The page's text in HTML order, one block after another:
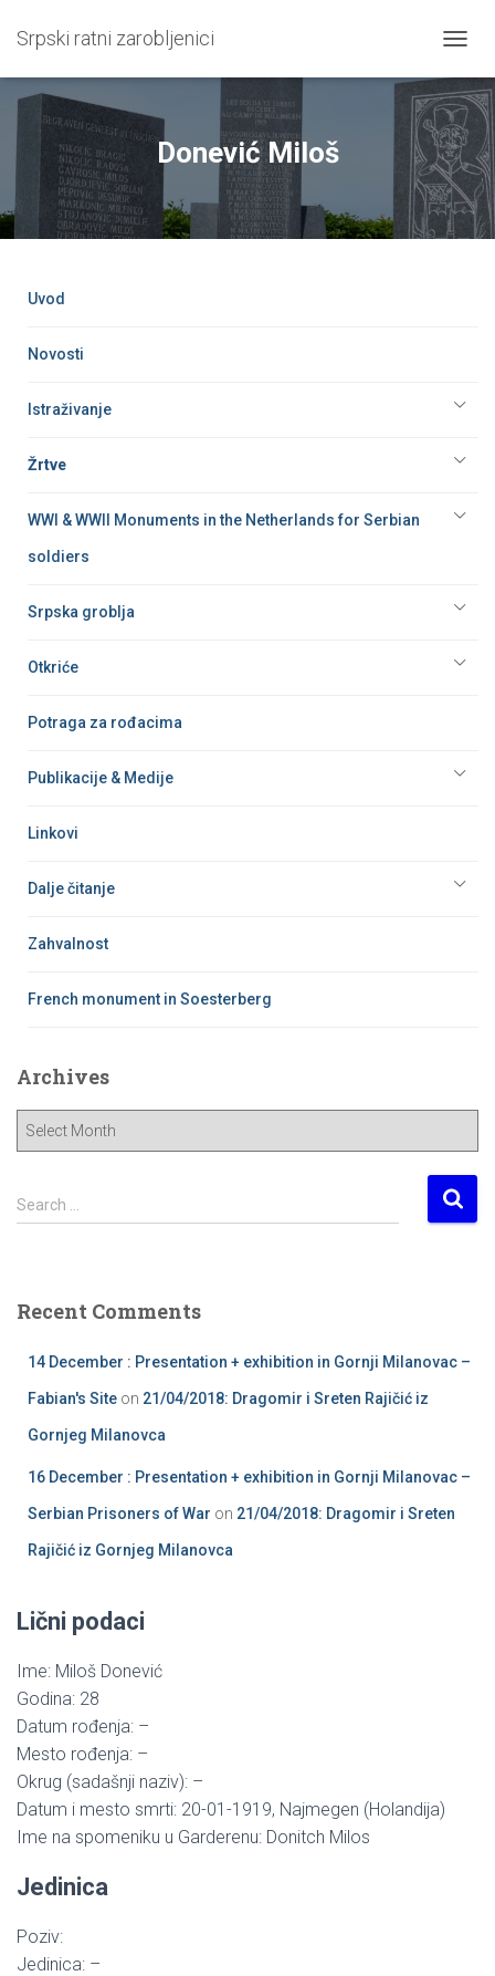
Srpski ratni zarobljenici
O
G
L
E
N
A
Donević Miloš
Uvod
Novosti
Istraživanje
Žrtve
WWI & WWII Monuments in the Netherlands for Serbian
soldiers
Srpska groblja
Otkriće
Potraga za rođacima
Publikacije & Medije
Linkovi
Dalje čitanje
Zahvalnost
French monument in Soesterberg
Archives
S
e
h
Search …
Recent Comments
14 December : Presentation + exhibition in Gornji Milanovac –
Fabian's Site on 21/04/2018: Dragomir i Sreten Rajičić iz
Gornjeg Milanovca
16 December : Presentation + exhibition in Gornji Milanovac –
Serbian Prisoners of War on 21/04/2018: Dragomir i Sreten
Rajičić iz Gornjeg Milanovca
Lični podaci
Ime: Miloš Donević
Godina: 28
Datum rođenja: –
Mesto rođenja: –
Okrug (sadašnji naziv): –
Datum i mesto smrti: 20-01-1919, Najmegen (Holandija)
Ime na spomeniku u Garderenu: Donitch Milos
Jedinica
Poziv:
Jedinica: –